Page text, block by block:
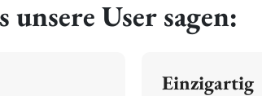
unsere User sagen:
Einzigartig